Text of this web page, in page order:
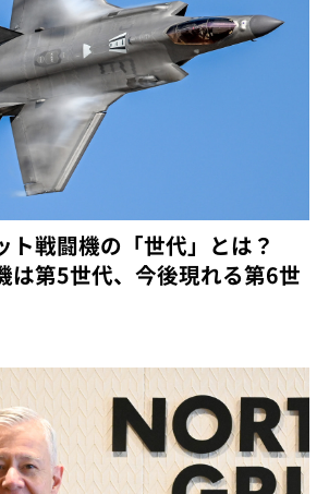
ト戦闘機の「世代」とは？
第5世代、今後現れる第6世